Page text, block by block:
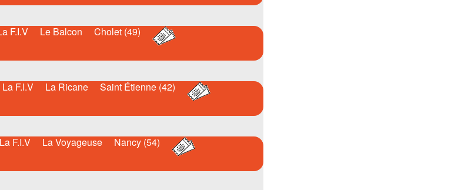
F.I.V Le Balcon Cholet (49)
La F.I.V La Ricane Saint Étienne (42)
La F.I.V La Voyageuse Nancy (54)